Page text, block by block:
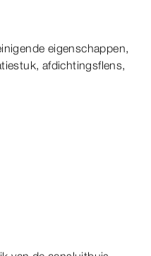
eigenschappen,
afdichtingsflens,